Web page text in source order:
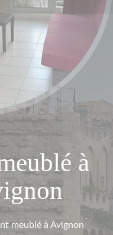
à
meublé à Avignon